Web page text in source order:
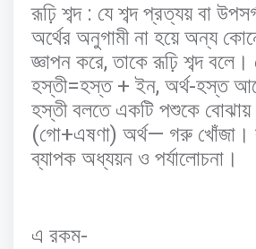
রূঢ়ি শব্দ: যে শব্দ প্রত্যয় বা
অর্থের অনুগামী না হয়ে অন্য
জ্ঞাপন করে,তাকে রূঢ়ি শব্দ বলে।
হস্তী=হস্ত+ইন, অর্থ-হস্ত
হস্তী বলতে একটি পশুকে
(গো+এষণা) অর্থ— গরু খোঁজা।
ব্যাপক অধ্যয়ন ও পর্যালোচনা।
এ রকম-